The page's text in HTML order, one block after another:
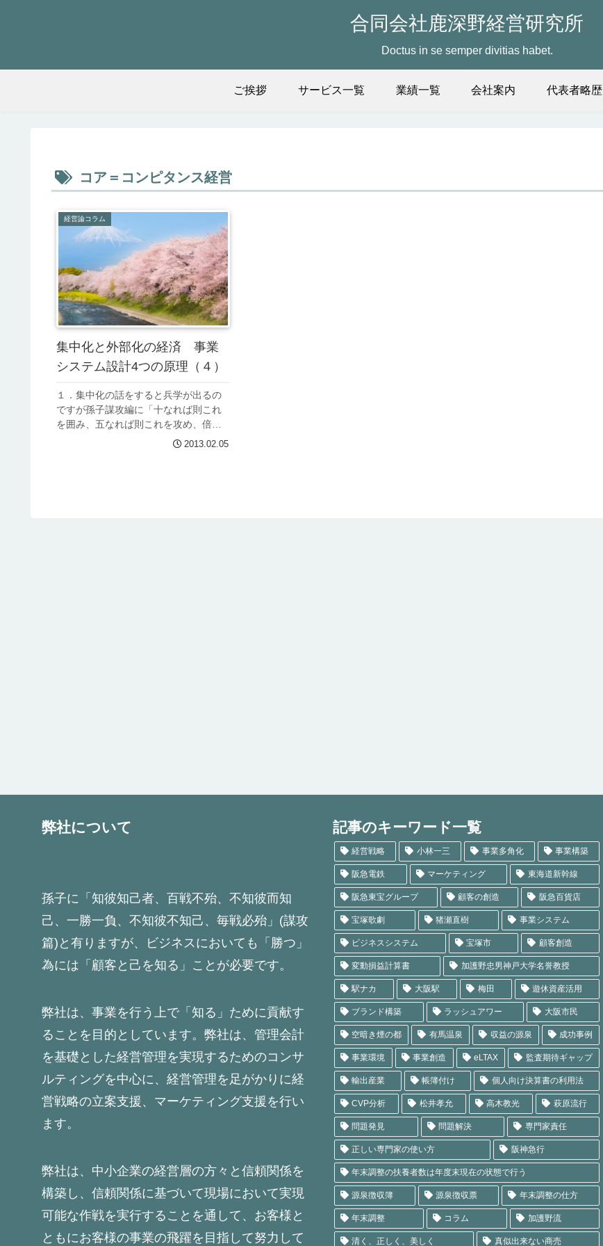
合同会社鹿深野経営研究所
Doctus in se semper divitias habet.
ご挨拶 サービス一覧 業績一覧 会社案内 代表者略歴
コア＝コンピタンス経営
経営論コラム
集中化と外部化の経済 事業
システム設計4つの原理（４）
１．集中化の話をすると兵学が出るの
ですが孫子謀攻編に「十なれば則これ
を囲み、五なれば則これを攻め、倍な
れば則これを分かち、（中略）若かざ
2013.02.05
弊社について
孫子に「知彼知己者、百戦不殆、不知彼而知
己、一勝一負、不知彼不知己、毎戦必殆」(謀攻
篇)と有りますが、ビジネスにおいても「勝つ」
為には「顧客と己を知る」ことが必要です。
弊社は、事業を行う上で「知る」ために貢献す
ることを目的としています。弊社は、管理会計
を基礎とした経営管理を実現するためのコンサ
ルティングを中心に、経営管理を足がかりに経
営戦略の立案支援、マーケティング支援を行い
ます。
弊社は、中小企業の経営層の方々と信頼関係を
構築し、信頼関係に基づいて現場において実現
可能な作戦を実行することを通して、お客様と
ともにお客様の事業の飛躍を目指して努力して
記事のキーワード一覧
経営戦略 小林一三 事業多角化 事業構築
阪急電鉄 マーケティング 東海道新幹線
阪急東宝グループ 顧客の創造 阪急百貨店
宝塚歌劇 猪瀬直樹 事業システム
ビジネスシステム 宝塚市 顧客創造
変動損益計算書 加護野忠男神戸大学名誉教授
駅ナカ 大阪駅 梅田 遊休資産活用
ブランド構築 ラッシュアワー 大阪市民
空暗き煙の都 有馬温泉 収益の源泉 成功事例
事業環境 事業創造 eLTAX 監査期待ギャップ
輸出産業 帳簿付け 個人向け決算書の利用法
CVP分析 松井孝允 高木教光 萩原流行
問題発見 問題解決 専門家責任
正しい専門家の使い方 阪神急行
年末調整の扶養者数は年度末現在の状態で行う
源泉徴収簿 源泉徴収票 年末調整の仕方
年末調整 コラム 加護野流
清く、正しく、美しく 真似出来ない商売